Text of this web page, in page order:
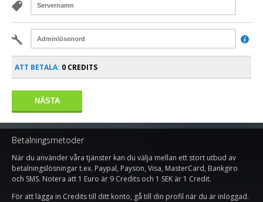

ATT BETALA: 0 CREDITS
Betalningsmetoder
När du använder våra tjänster kan du välja mellan ett stort utbud av
betalningslösningar t.ex. Paypal, Payson, Visa, MasterCard, Bankgiro
och SMS. Notera att 1 Euro är 9 Credits och 1 SEK är 1 Credit.
För att lägga in Credits till ditt konto, gå till din profil när du är inloggad.